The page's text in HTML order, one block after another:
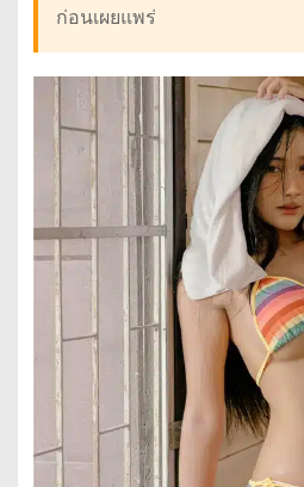
ก่อนเผยแพร่